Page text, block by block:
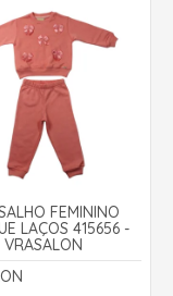
FEMININO
LAÇOS 415656 -
VRASALON